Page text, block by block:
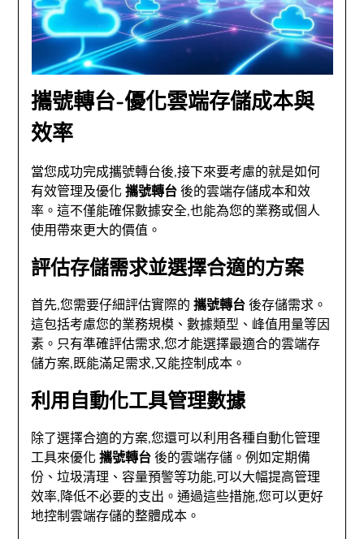
攜號轉台-優化雲端存儲成本與
效率
當您成功完成攜號轉台後,接下來要考慮的就是如何
有效管理及優化攜號轉台後的雲端存儲成本和效
率。這不僅能確保數據安全,也能為您的業務或個人
使用帶來更大的價值。
評估存儲需求並選擇合適的方案
首先,您需要仔細評估實際的攜號轉台後存儲需求。
這包括考慮您的業務規模、數據類型、峰值用量等因
素。只有準確評估需求,您才能選擇最適合的雲端存
儲方案,既能滿足需求,又能控制成本。
利用自動化工具管理數據
除了選擇合適的方案,您還可以利用各種自動化管理
工具來優化攜號轉台後的雲端存儲。例如定期備
份、垃圾清理、容量預警等功能,可以大幅提高管理
效率,降低不必要的支出。通過這些措施,您可以更好
地控制雲端存儲的整體成本。